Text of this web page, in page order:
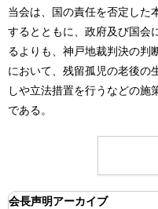
当会は、国の責任を否定した
するとともに、政府及び国会
るよりも、神戸地裁判決の判
において、残留孤児の老後の
しや立法措置を行うなどの施
である。
会長声明アーカイブ